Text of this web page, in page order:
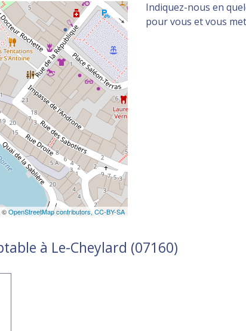
©OpenStreetMap contributors, CC-BY-SA
Indiquez-nous en
pour vous et vous
à Le-Cheylard (07160)